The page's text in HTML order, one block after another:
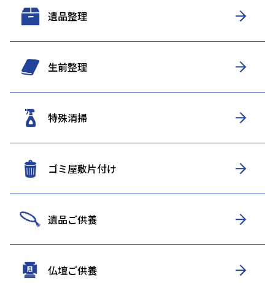
遺品整理
生前整理
特殊清掃
ゴミ屋敷片付け
遺品ご供養
仏壇ご供養